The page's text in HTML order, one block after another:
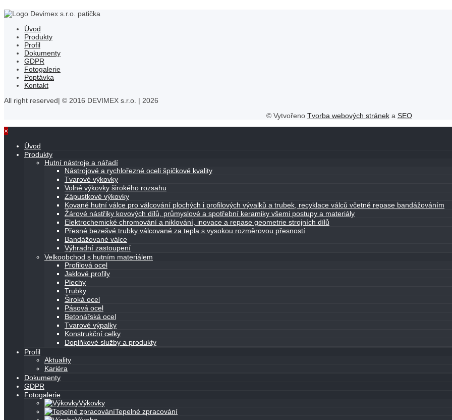
Úvod
Produkty
Profil
Dokumenty
GDPR
Fotogalerie
Poptávka
Kontakt
All right reserved| © 2016 DEVIMEX s.r.o. | 2026
© Vytvořeno Tvorba webových stráneka SEO
×
Úvod
Produkty
Hutní nástroje a nářadí
Nástrojové a rychlořezné oceli špičkové kvality
Tvarové výkovky
Volné výkovky širokého rozsahu
Zápustkové výkovky
Kované hutní válce pro válcování plochých i profilových vývalků a trubek, recyklace válců včetně repase bandážováním
Žárové nástřiky kovových dílů, průmyslové a spotřební keramiky všemi postupy a materiály
Elektrochemické chromování a niklování, inovace a repase geometrie strojních dílů
Přesné bezešvé trubky válcované za tepla s vysokou rozměrovou přesností
Bandážované válce
Výhradní zastoupení
Velkoobchod s hutním materiálem
Profilová ocel
Jaklové profily
Plechy
Trubky
Široká ocel
Pásová ocel
Betonářská ocel
Tvarové výpalky
Konstrukční celky
Doplňkové služby a produkty
Profil
Aktuality
Kariéra
Dokumenty
GDPR
Fotogalerie
Výkovky
Tepelné zpracování